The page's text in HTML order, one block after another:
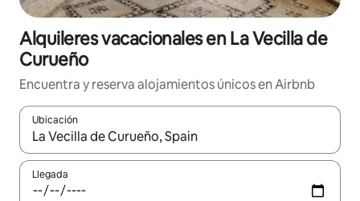
Alquileres vacacionales en La Vecilla de
Curueño
Encuentra y reserva alojamientos únicos en Airbnb
Ubicación
Cuando los resultados estén disponibles, navega con las
Llegada